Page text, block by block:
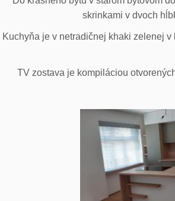
skrinkami v dvoch
Kuchyňa je v netradičnej khaki zelenej
TV zostava je kompiláciou